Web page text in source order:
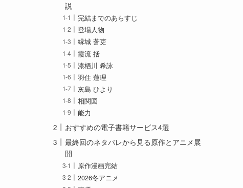
説
完結までのあらすじ
登場人物
縁城 蒼吏
霞流 括
漆栖川 希詠
羽住 蓮理
灰島 ひより
相関図
能力
おすすめの電子書籍サービス4選
最終回のネタバレから見る原作とアニメ展
開
原作漫画完結
2026冬アニメ